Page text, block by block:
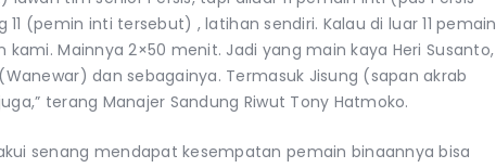
11 (pemin inti tersebut) , latihan sendiri. Kalau di luar 11 pemain
kami. Mainnya 2×50 menit. Jadi yang main kaya Heri Susanto,
dan sebagainya. Termasuk Jisung (sapan akrab
terang Manajer Sandung Riwut Tony Hatmoko.
senang mendapat kesempatan pemain binaannya bisa